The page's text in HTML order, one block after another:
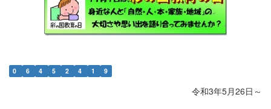
0 6 4 5 2 4 1 9
令和3年5月26日～